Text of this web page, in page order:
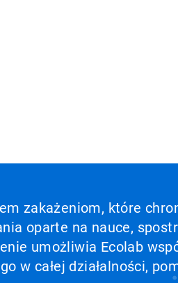
zakażeniom, które
oparte na nauce,
umożliwia Ecolab
w całej działalności,